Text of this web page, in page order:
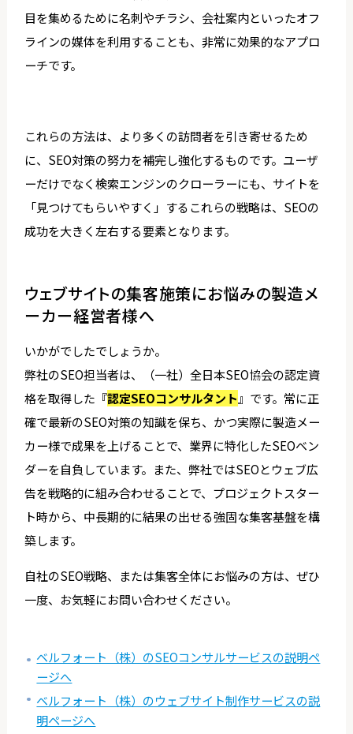
目を集めるために名刺やチラシ、会社案内といったオフ
ラインの媒体を利用することも、非常に効果的なアプロ
ーチです。
これらの方法は、より多くの訪問者を引き寄せるため
に、SEO対策の努力を補完し強化するものです。ユーザ
ーだけでなく検索エンジンのクローラーにも、サイトを
「見つけてもらいやすく」するこれらの戦略は、SEOの
成功を大きく左右する要素となります。
ウェブサイトの集客施策にお悩みの製造メ
ーカー経営者様へ
いかがでしたでしょうか。
弊社のSEO担当者は、（一社）全日本SEO協会の認定資
格を取得した『認定SEOコンサルタント 』です。常に正
確で最新のSEO対策の知識を保ち、かつ実際に製造メー
カー様で成果を上げることで、業界に特化したSEOベン
ダーを自負しています。また、弊社ではSEOとウェブ広
告を戦略的に組み合わせることで、プロジェクトスター
ト時から、中長期的に結果の出せる強固な集客基盤を構
築します。
自社のSEO戦略、または集客全体にお悩みの方は、ぜひ
一度、お気軽にお問い合わせください。
ベルフォート（株）のSEOコンサルサービスの説明ペ
ージへ
ベルフォート（株）のウェブサイト制作サービスの説
明ページへ